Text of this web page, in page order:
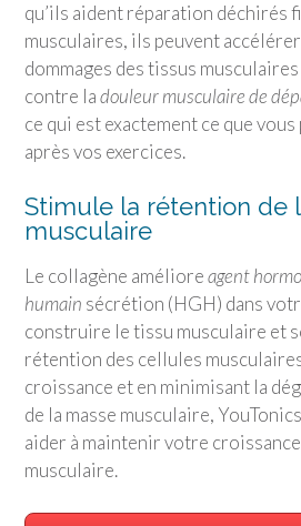
qu’ils aident réparation déchirés
musculaires, ils peuvent
dommages des tissus
contre ladouleur musculaire de
ce qui est exactement ce que
après vos exercices.
Stimule la rétention de
musculaire
Le collagène amélioreagent
humain sécrétion (HGH) dans
construire le tissu musculaire et
rétention des cellules
croissance et en minimisant la
de la masse musculaire,
aider à maintenir votre croissance
musculaire.